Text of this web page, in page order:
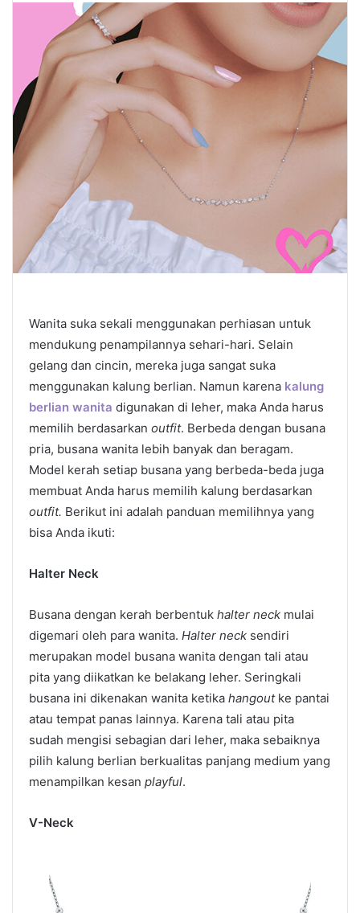
Wanita suka sekali menggunakan perhiasan untuk
mendukung penampilannya sehari-hari. Selain
gelang dan cincin, mereka juga sangat suka
menggunakan kalung berlian. Namun karena kalung
berlian wanita digunakan di leher, maka Anda harus
memilih berdasarkan outfit. Berbeda dengan busana
pria, busana wanita lebih banyak dan beragam.
Model kerah setiap busana yang berbeda-beda juga
membuat Anda harus memilih kalung berdasarkan
outfit. Berikut ini adalah panduan memilihnya yang
bisa Anda ikuti:
Halter Neck
Busana dengan kerah berbentuk halter neck mulai
digemari oleh para wanita. Halter neck sendiri
merupakan model busana wanita dengan tali atau
pita yang diikatkan ke belakang leher. Seringkali
busana ini dikenakan wanita ketika hangout ke pantai
atau tempat panas lainnya. Karena tali atau pita
sudah mengisi sebagian dari leher, maka sebaiknya
pilih kalung berlian berkualitas panjang medium yang
menampilkan kesan playful.
V-Neck